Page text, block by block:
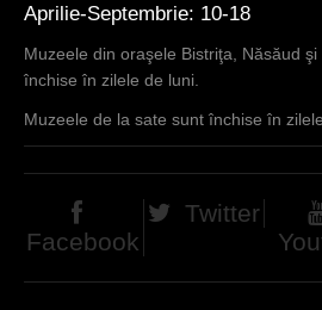
Aprilie-Septembrie: 10-18
Muzeele din oraşele Bistriţa, Năsăud
închise în zilele de luni.
Muzeele de la sate sunt închise în
Facebook
Twitter